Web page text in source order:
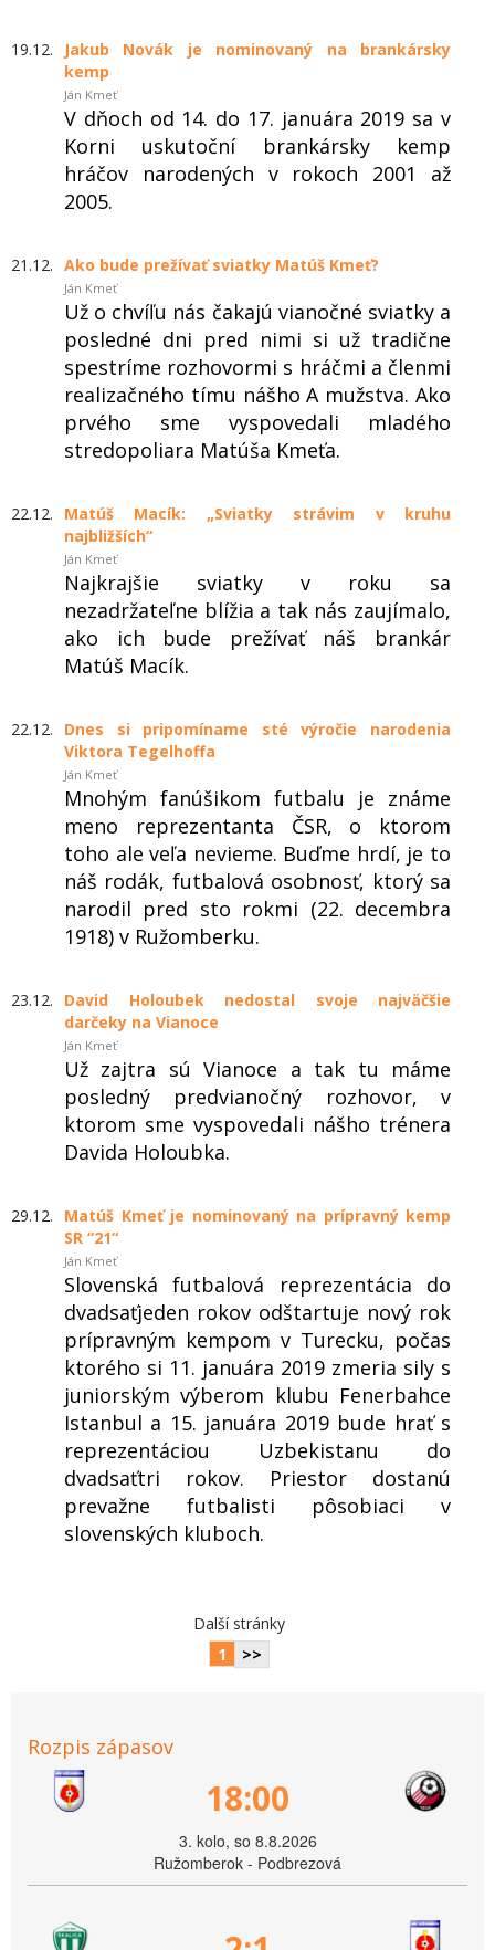
19.12.
Jakub Novák je nominovaný na brankársky
kemp
Ján Kmeť
V dňoch od 14. do 17. januára 2019 sa v
Korni uskutoční brankársky kemp
hráčov narodených v rokoch 2001 až
2005.
21.12. Ako bude prežívať sviatky Matúš Kmeť?
Ján Kmeť
Už o chvíľu nás čakajú vianočné sviatky a
posledné dni pred nimi si už tradične
spestríme rozhovormi s hráčmi a členmi
realizačného tímu nášho A mužstva. Ako
prvého sme vyspovedali mladého
stredopoliara Matúša Kmeťa.
22.12.
Matúš Macík: „Sviatky strávim v kruhu
najbližších“
Ján Kmeť
Najkrajšie sviatky v roku sa
nezadržateľne blížia a tak nás zaujímalo,
ako ich bude prežívať náš brankár
Matúš Macík.
22.12.
Dnes si pripomíname sté výročie narodenia
Viktora Tegelhoffa
Ján Kmeť
Mnohým fanúšikom futbalu je známe
meno reprezentanta ČSR, o ktorom
toho ale veľa nevieme. Buďme hrdí, je to
náš rodák, futbalová osobnosť, ktorý sa
narodil pred sto rokmi (22. decembra
1918) v Ružomberku.
23.12.
David Holoubek nedostal svoje najväčšie
darčeky na Vianoce
Ján Kmeť
Už zajtra sú Vianoce a tak tu máme
posledný predvianočný rozhovor, v
ktorom sme vyspovedali nášho trénera
Davida Holoubka.
29.12.
Matúš Kmeť je nominovaný na prípravný kemp
SR “21“
Ján Kmeť
Slovenská futbalová reprezentácia do
dvadsaťjeden rokov odštartuje nový rok
prípravným kempom v Turecku, počas
ktorého si 11. januára 2019 zmeria sily s
juniorským výberom klubu Fenerbahce
Istanbul a 15. januára 2019 bude hrať s
reprezentáciou Uzbekistanu do
dvadsaťtri rokov. Priestor dostanú
prevažne futbalisti pôsobiaci v
slovenských kluboch.
Další stránky
1
>>
Rozpis zápasov
18:00
3. kolo, so 8.8.2026
Ružomberok - Podbrezová